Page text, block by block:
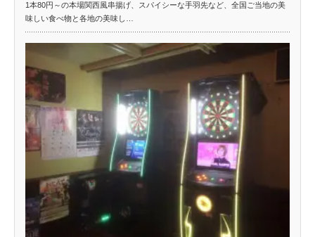
1本80円～の本場関西風串揚げ、スパイシーな手羽先など、全国ご当地の美
味しい食べ物と各地の美味し…